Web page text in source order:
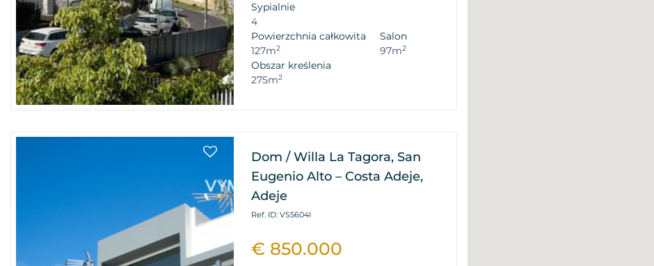
Sypialnie
4
Powierzchnia całkowita
127m2
Salon
97m2
Obszar kreślenia
275m2
Dom / Willa La Tagora, San
Eugenio Alto – Costa Adeje,
Adeje
Ref. ID: VS5604I
€ 850.000